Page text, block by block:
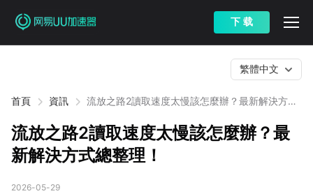
下 载
首頁 資訊
流放之路2讀取速度太慢該怎麼辦？最新解決方式
繁體中文
流放之路2讀取速度太慢該怎麼辦？最
新解決方式總整理！
2026-05-29